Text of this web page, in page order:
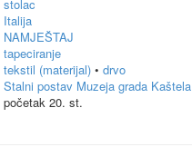
stolac
Italija
NAMJEŠTAJ
tapeciranje
tekstil (materijal) • drvo
Stalni postav Muzeja grada Kaštela
početak 20. st.